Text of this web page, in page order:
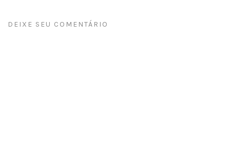
DEIXE SEU COMENTÁRIO